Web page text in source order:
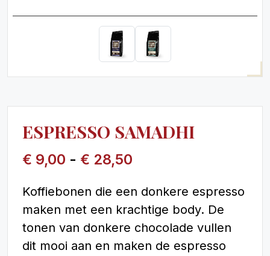
ESPRESSO SAMADHI
€ 9,00 - € 28,50
Koffiebonen die een donkere espresso
maken met een krachtige body. De
tonen van donkere chocolade vullen
dit mooi aan en maken de espresso